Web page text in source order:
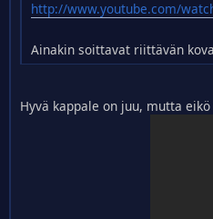
http://www.youtube.com/
Ainakin soittavat riittävän
Hyvä kappale on juu, mutta